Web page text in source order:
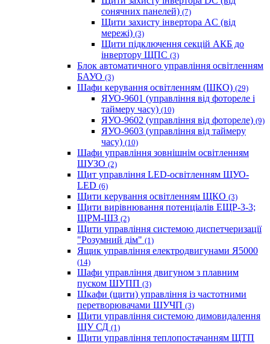
сонячних панелей) (7)
Щити захисту інвертора AC (від
мережі) (3)
Щити підключення секцій АКБ до
інвертору ЩПС (3)
Блок автоматичного управління освітленням
БАУО (3)
Шафи керування освітленням (ШКО) (29)
ЯУО-9601 (управління від фотореле і
таймеру часу) (10)
ЯУО-9602 (управління від фотореле) (9)
ЯУО-9603 (управління від таймеру
часу) (10)
Шафи управління зовнішнім освітленням
ШУЗО (2)
Щит управління LED-освітленням ЩУО-
LED (6)
Щити керування освітленням ЩКО (3)
Щити вирівнювання потенціалів ЕЩР-3-3;
ЩРМ-ШЗ (2)
Щити управління системою диспетчеризації
"Розумний дім" (1)
Ящик управління електродвигунами Я5000
(14)
Шафи управління двигуном з плавним
пуском ШУПП (3)
Шкафи (щити) управління із частотними
перетворювачами ШУЧП (3)
Щити управління системою димовидалення
ЩУ СД (1)
Щити управління теплопостачанням ЩТП